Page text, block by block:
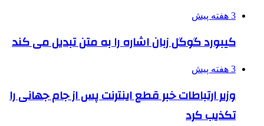
3 هفته پیش
کیبورد گوگل زبان اشاره را به متن تبدیل می کند
3 هفته پیش
وزیر ارتباطات خبر قطع اینترنت پس از جام جهانی را
تکذیب کرد